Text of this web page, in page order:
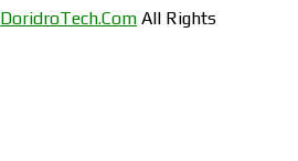
DoridroTech.Com All Rights